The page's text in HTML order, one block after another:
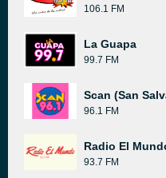
106.1 FM
La Guapa
99.7 FM
Scan (San
96.1 FM
Radio El
93.7 FM